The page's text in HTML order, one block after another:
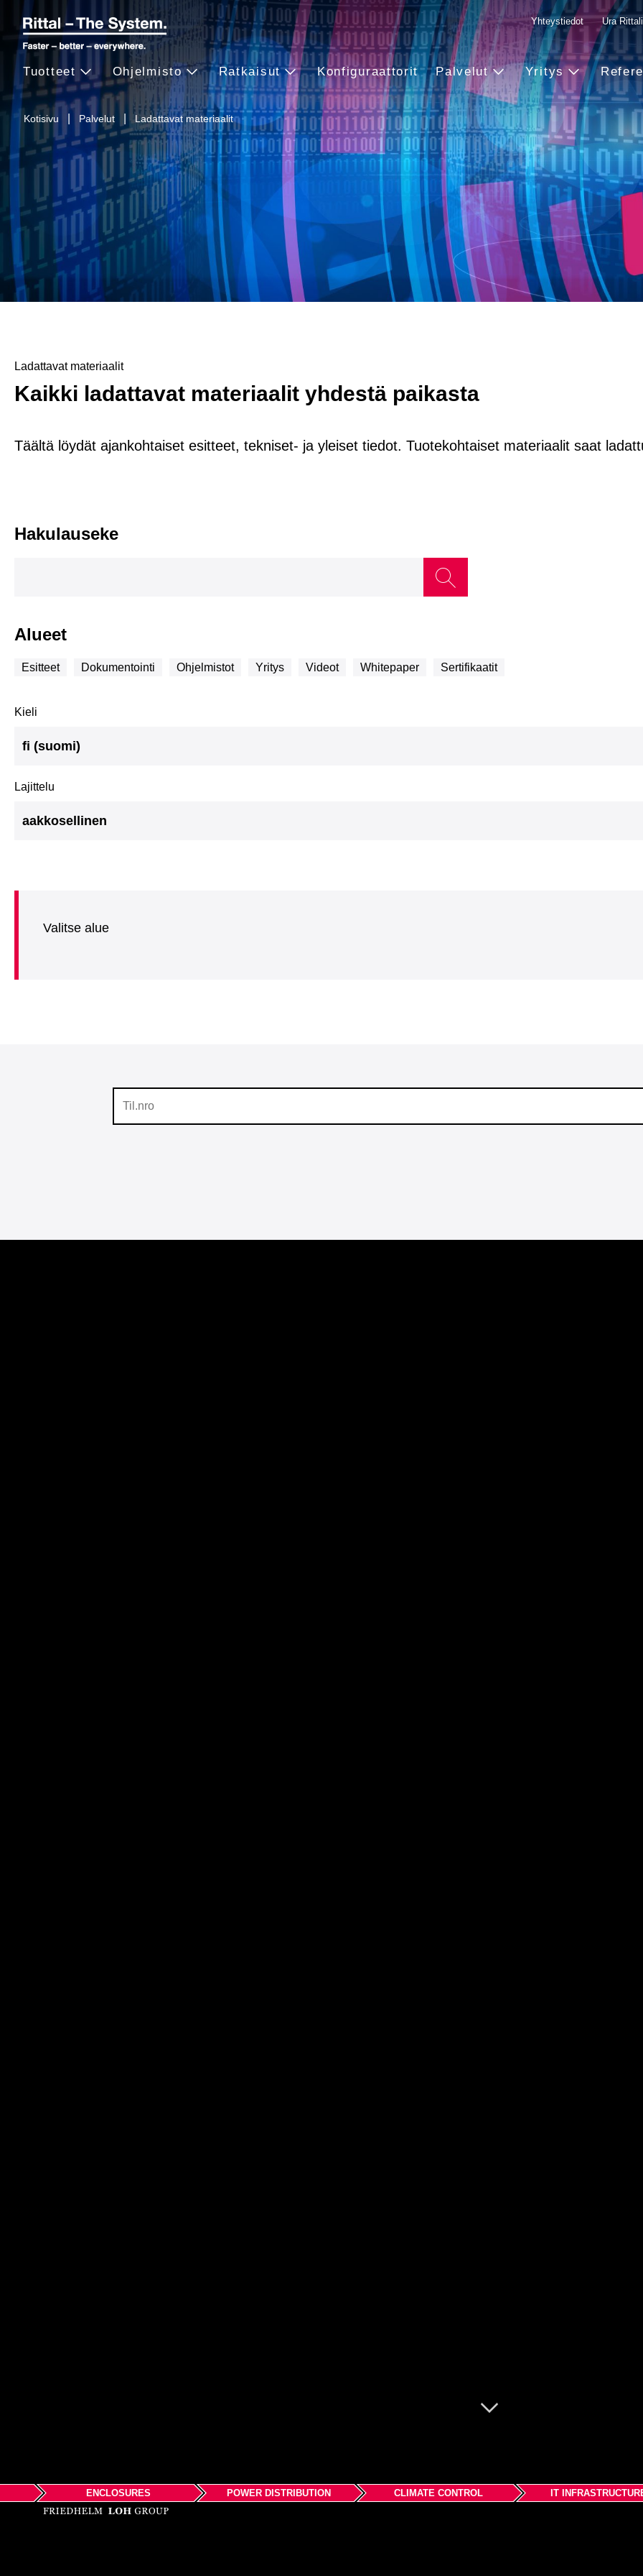
Kotisivu Palvelut Ladattavat materiaalit
Tuotteet Ohjelmisto Ratkaisut Konfiguraattorit Palvelut Yritys
Yhteystiedot Ura
ENCLOSURES POWER DISTRIBUTION CLIMATE CONTROL IT
Ladattavat materiaalit
Kaikki ladattavat materiaalit yhdestä paikasta
Täältä löydät ajankohtaiset esitteet, tekniset- ja yleiset tiedot. Tuotekohtaiset materiaalit saat
Hakulauseke
Alueet
Esitteet Dokumentointi Ohjelmistot Yritys Videot Whitepaper Sertifikaatit
Kieli
fi (suomi)
Lajittelu
aakkosellinen
Valitse alue